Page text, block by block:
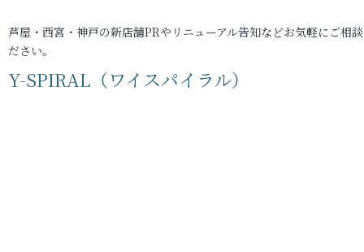
芦屋・西宮・神戸の新店舗PRやリニューアル告知などお気軽にご相
ださい。
Y-SPIRAL（ワイスパイラル）